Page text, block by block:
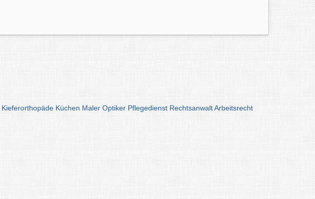
Kieferorthopäde Küchen Maler Optiker Pflegedienst RechtsanwaltArbeitsrecht